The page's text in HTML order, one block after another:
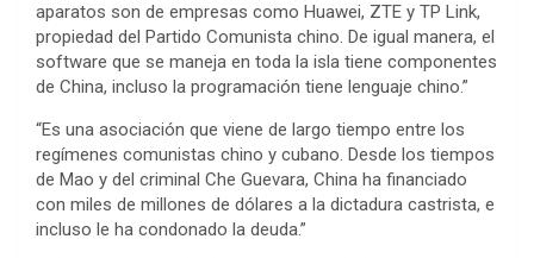
aparatos son de empresas como Huawei, ZTE y TP Link,
propiedad del Partido Comunista chino. De igual manera, el
software que se maneja en toda la isla tiene componentes
de China, incluso la programación tiene lenguaje chino.”
“Es una asociación que viene de largo tiempo entre los
regímenes comunistas chino y cubano. Desde los tiempos
de Mao y del criminal Che Guevara, China ha financiado
con miles de millones de dólares a la dictadura castrista, e
incluso le ha condonado la deuda.”